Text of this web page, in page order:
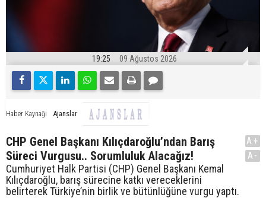
19:25 09 Ağustos 2026
Haber Kaynağı Ajanslar
CHP Genel Başkanı Kılıçdaroğlu’ndan Barış
Süreci Vurgusu.. Sorumluluk Alacağız!
Cumhuriyet Halk Partisi (CHP) Genel Başkanı Kemal
Kılıçdaroğlu, barış sürecine katkı vereceklerini
belirterek Türkiye’nin birlik ve bütünlüğüne vurgu yaptı.
A+
A-